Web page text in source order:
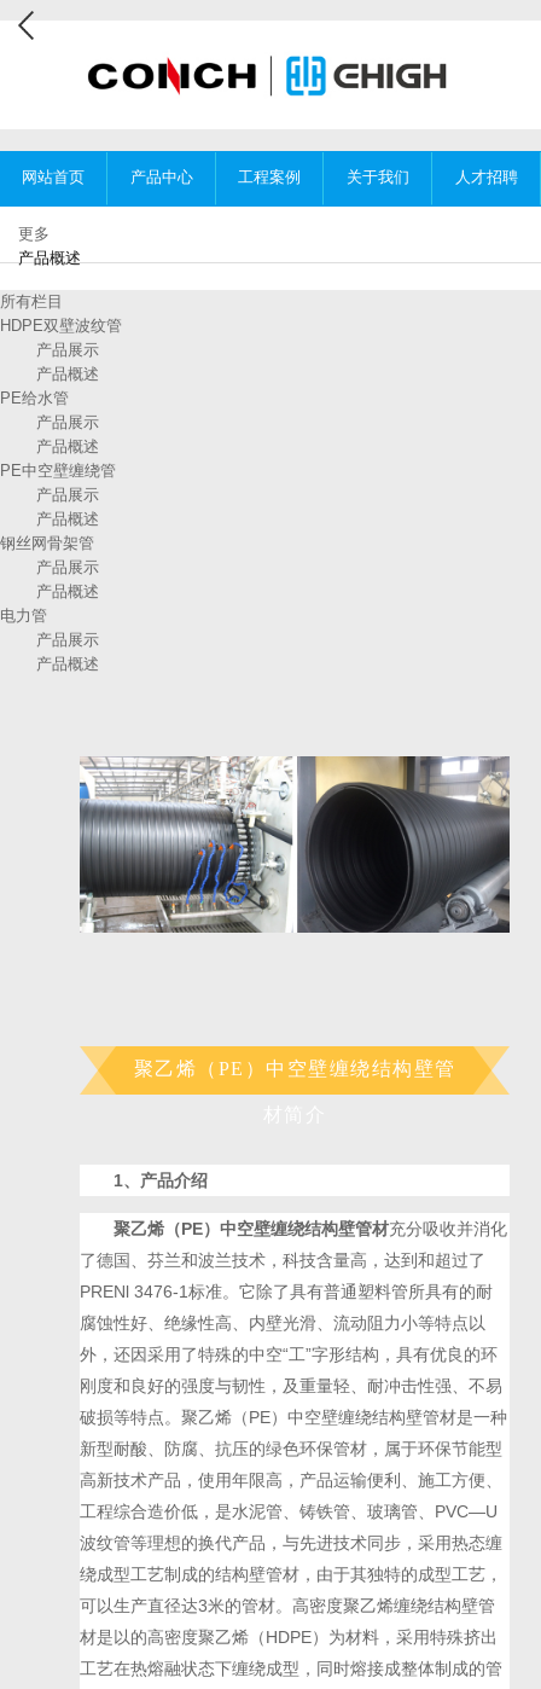
网站首页 产品中心 工程案例 关于我们 人才招聘
更多
产品概述
所有栏目
HDPE双壁波纹管
产品展示
产品概述
PE给水管
产品展示
产品概述
PE中空壁缠绕管
产品展示
产品概述
钢丝网骨架管
产品展示
产品概述
电力管
产品展示
产品概述
聚乙烯（PE）中空壁缠绕结构壁管
1、 产品介绍
聚乙烯（PE）中空壁缠绕结构壁管材充分吸收并消化
了德国、芬兰和波兰技术，科技含量高，达到和超过了
PRENl 3476-1标准。它除了具有普通塑料管所具有的耐
腐蚀性好、绝缘性高、 内壁光滑、流动阻力小等特点以
外，还因采用了特殊的中空“工”字形结构，具有优良的环
刚度和良好的强度与韧性，及重量轻、耐冲击性强、不易
破损等特点。聚乙烯（PE）中空壁缠绕结构壁管材是一种
新型耐酸、防腐、抗压的绿色环保管材，属于环保节能型
高新技术产品 ，使用年限高，产品运输便利、施工方便、
工程综合造价低，是水泥管、铸铁管、玻璃管、PVC—U
波纹管等理想的换代产品，与先进技术同步，采用热态缠
绕成型工艺制成的结构壁管材，由于其独特的成型工艺，
可以生产直径达3米的管材。高密度聚乙烯缠绕结构壁管
材是以的高密度聚乙烯（HDPE）为材料，采用特殊挤出
工艺在热熔融状态下缠绕成型，同时熔接成整体制成的管